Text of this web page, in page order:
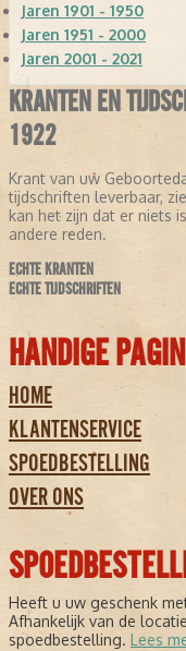
Jaren 1901 - 1950
Jaren 1951 - 2000
Jaren 2001 - 2021
KRANTEN EN
1922
Krant van uw
tijdschriften leverbaar,
kan het zijn dat er niets
andere reden.
ECHTE KRANTEN
ECHTE TIJDSCHRIFTEN
HANDIGE
HOME
KLANTENSERVICE
SPOEDBESTELLING
OVER ONS
Heeft u uw geschenk
Afhankelijk van de
spoedbestelling. Lees